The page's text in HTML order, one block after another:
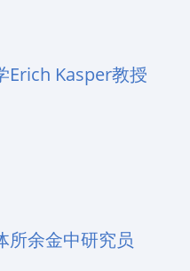
Erich Kasper教授
所余金中研究员